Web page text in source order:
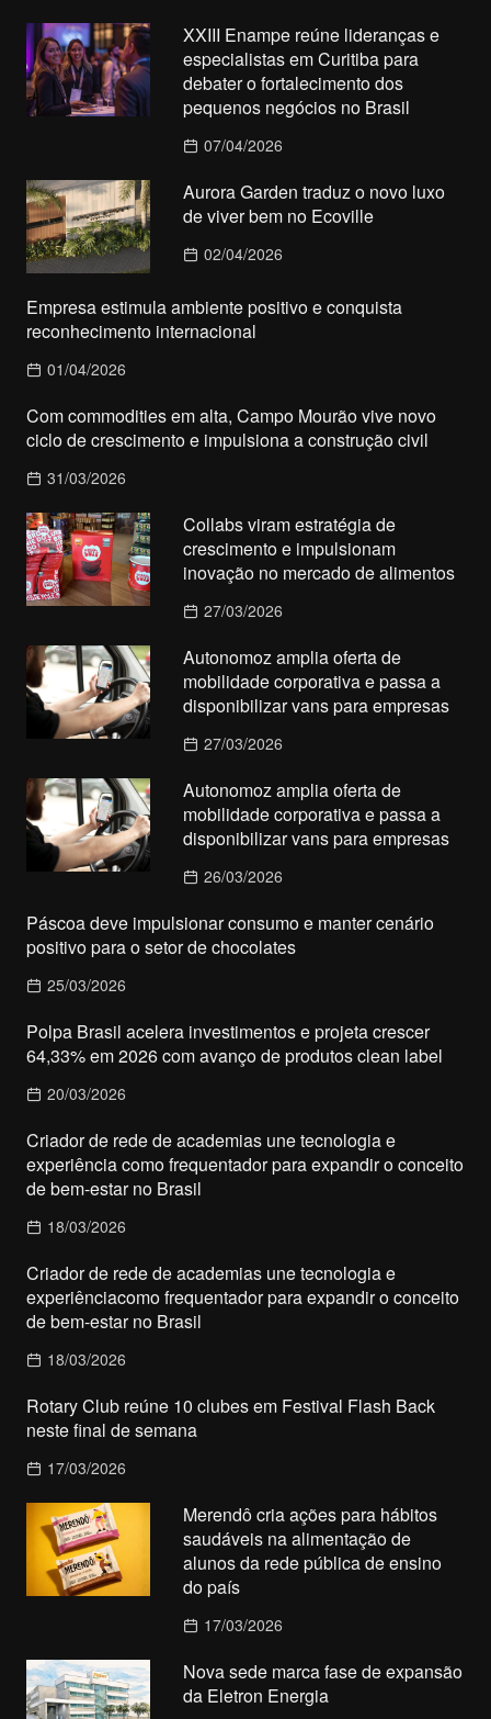
XXIII Enampe reúne lideranças e
especialistas em Curitiba para
debater o fortalecimento dos
pequenos negócios no Brasil
07/04/2026
Aurora Garden traduz o novo luxo
de viver bem no Ecoville
02/04/2026
Empresa estimula ambiente positivo e conquista
reconhecimento internacional
01/04/2026
Com commodities em alta, Campo Mourão vive novo
ciclo de crescimento e impulsiona a construção civil
31/03/2026
Collabs viram estratégia de
crescimento e impulsionam
inovação no mercado de alimentos
27/03/2026
Autonomoz amplia oferta de
mobilidade corporativa e passa a
disponibilizar vans para empresas
27/03/2026
Autonomoz amplia oferta de
mobilidade corporativa e passa a
disponibilizar vans para empresas
26/03/2026
Páscoa deve impulsionar consumo e manter cenário
positivo para o setor de chocolates
25/03/2026
Polpa Brasil acelera investimentos e projeta crescer
64,33% em 2026 com avanço de produtos clean label
20/03/2026
Criador de rede de academias une tecnologia e
experiência como frequentador para expandir o conceito
de bem-estar no Brasil
18/03/2026
Criador de rede de academias une tecnologia e
experiênciacomo frequentador para expandir o conceito
de bem-estar no Brasil
18/03/2026
Rotary Club reúne 10 clubes em Festival Flash Back
neste final de semana
17/03/2026
Merendô cria ações para hábitos
saudáveis na alimentação de
alunos da rede pública de ensino
do país
17/03/2026
Nova sede marca fase de expansão
da Eletron Energia